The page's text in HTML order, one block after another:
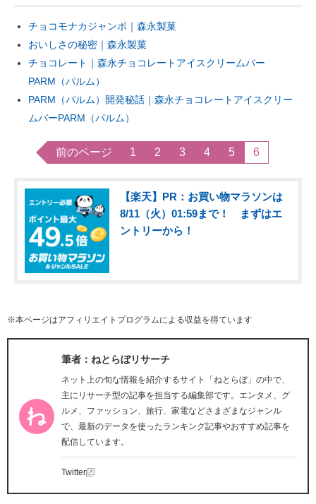
チョコモナカジャンボ｜森永製菓
おいしさの秘密｜森永製菓
チョコレート｜森永チョコレートアイスクリームバー
PARM（パルム）
PARM（パルム）開発秘話｜森永チョコレートアイスクリー
ムバーPARM（パルム）
前のページ 1 2 3 4 5 6
【楽天】PR：お買い物マラソンは
8/11（火）01:59まで！ まずはエ
ントリーから！
※本ページはアフィリエイトプログラムによる収益を得ています
筆者：ねとらぼリサーチ
ネット上の旬な情報を紹介するサイト「ねとらぼ」の中で、
主にリサーチ型の記事を担当する編集部です。エンタメ、グ
ルメ、ファッション、旅行、家電などさまざまなジャンル
で、最新のデータを使ったランキング記事やおすすめ記事を
配信しています。
Twitter